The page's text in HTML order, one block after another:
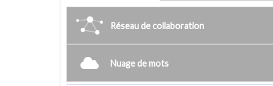
Réseau de collaboration
Nuage de mots